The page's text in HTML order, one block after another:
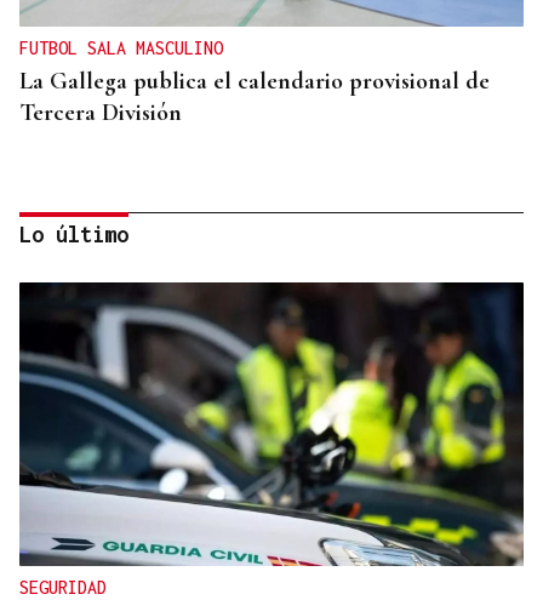
FUTBOL SALA MASCULINO
La Gallega publica el calendario provisional de
Tercera División
RUMBO AL MUNDIAL
La selección española de baloncesto con la
ourensana Ginzo toma velocidad a la espera de
Carrera
Lo último
SEGURIDAD